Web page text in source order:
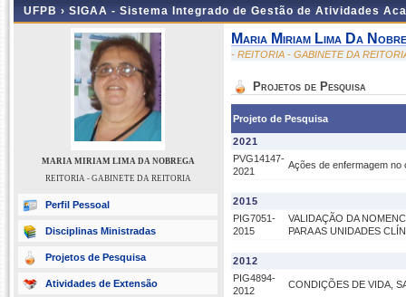
UFPB › SIGAA - Sistema Integrado de Gestão de Atividades
MARIA MIRIAM LIMA DA NOBREGA
REITORIA - GABINETE DA REITORIA
Perfil Pessoal
Disciplinas Ministradas
Projetos de Pesquisa
Atividades de Extensão
Maria Miriam Lima Da
- REITORIA - GABINETE DA
Projetos de Pesquisa
Projeto de Pesquisa
2021
PVG14147-
2021
Ações de enfermagem no
2015
PIG7051-
2015
VALIDAÇÃO DA
PARA AS UNIDADES
2012
PIG4894-
2012
CONDIÇÕES DE VIDA,